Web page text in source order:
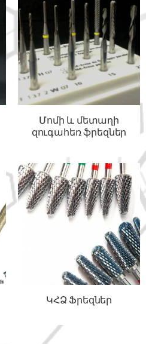
Մոմի և մետաղի
զուգահեռ ֆրեզներ
ԿՀՁ Ֆրեզներ